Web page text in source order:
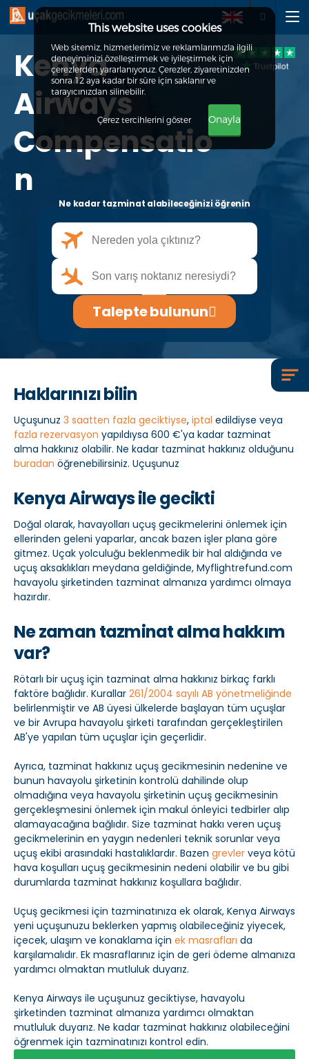
Talepte bulunun
Hakkımızda
Haklarınız
SSS
İletişim
+90 212 900 2653
info@ucakgecikmeleri.com
Kenya
Airways
Compensatio
n
Ne kadar tazminat alabileceğinizi öğrenin
Talepte bulunun
Haklarınızı bilin
Uçuşunuz 3 saatten fazla geciktiyse, iptal edildiyse veya
fazla rezervasyon yapıldıysa 600 €'ya kadar tazminat
alma hakkınız olabilir. Ne kadar tazminat hakkınız olduğunu
buradan öğrenebilirsiniz. Uçuşunuz
Kenya Airways ile gecikti
Doğal olarak, havayolları uçuş gecikmelerini önlemek için
ellerinden geleni yaparlar, ancak bazen işler plana göre
gitmez. Uçak yolculuğu beklenmedik bir hal aldığında ve
uçuş aksaklıkları meydana geldiğinde, Myflightrefund.com
havayolu şirketinden tazminat almanıza yardımcı olmaya
hazırdır.
Ne zaman tazminat alma hakkım
var?
Rötarlı bir uçuş için tazminat alma hakkınız birkaç farklı
faktöre bağlıdır. Kurallar 261/2004 sayılı AB yönetmeliğinde
belirlenmiştir ve AB üyesi ülkelerde başlayan tüm uçuşlar
ve bir Avrupa havayolu şirketi tarafından gerçekleştirilen
AB'ye yapılan tüm uçuşlar için geçerlidir.
Ayrıca, tazminat hakkınız uçuş gecikmesinin nedenine ve
bunun havayolu şirketinin kontrolü dahilinde olup
olmadığına veya havayolu şirketinin uçuş gecikmesinin
gerçekleşmesini önlemek için makul önleyici tedbirler alıp
alamayacağına bağlıdır. Size tazminat hakkı veren uçuş
gecikmelerinin en yaygın nedenleri teknik sorunlar veya
uçuş ekibi arasındaki hastalıklardır. Bazen grevler veya kötü
hava koşulları uçuş gecikmesinin nedeni olabilir ve bu gibi
durumlarda tazminat hakkınız koşullara bağlıdır.
Uçuş gecikmesi için tazminatınıza ek olarak, Kenya Airways
yeni uçuşunuzu beklerken yapmış olabileceğiniz yiyecek,
içecek, ulaşım ve konaklama için ek masrafları da
karşılamalıdır. Ek masraflarınız için de geri ödeme almanıza
yardımcı olmaktan mutluluk duyarız.
Kenya Airways ile uçuşunuz geciktiyse, havayolu
şirketinden tazminat almanıza yardımcı olmaktan
mutluluk duyarız. Ne kadar tazminat hakkınız olabileceğini
öğrenmek için tazminatınızı kontrol edin.
This website uses cookies
Web sitemiz, hizmetlerimiz ve reklamlarımızla ilgili
deneyiminizi özelleştirmek ve iyileştirmek için
çerezlerden yararlanıyoruz. Çerezler, ziyaretinizden
sonra 12 aya kadar bir süre için saklanır ve
tarayıcınızdan silinebilir.
Çerez tercihlerini göster Onayla